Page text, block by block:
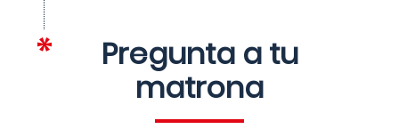
Pregunta a tu
matrona